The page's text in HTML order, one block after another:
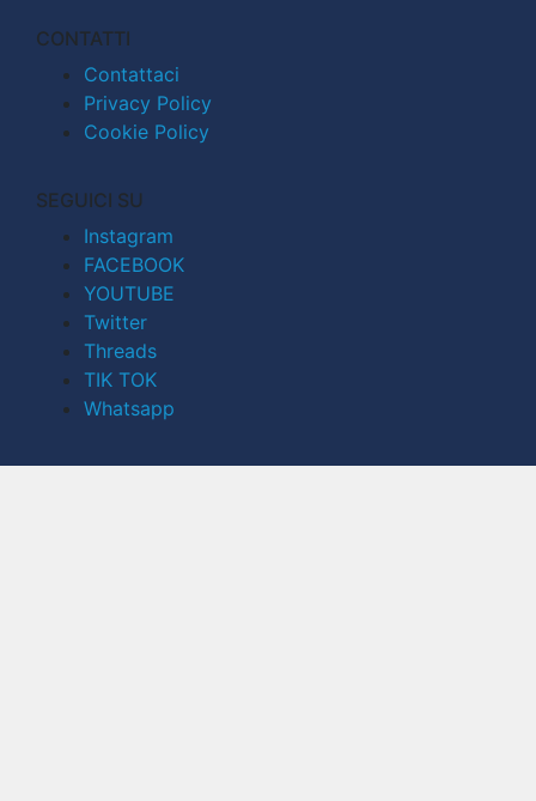
CONTATTI
Contattaci
Privacy Policy
Cookie Policy
SEGUICI SU
Instagram
FACEBOOK
YOUTUBE
Twitter
Threads
TIK TOK
Whatsapp